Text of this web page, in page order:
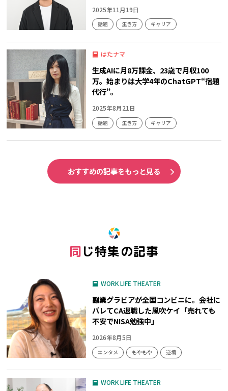
2025年11月19日
話題 生き方 キャリア
はたナマ
生成AIに月8万課金、23歳で月収100
万。始まりは大学4年のChatGPT“宿題
代行”。
2025年8月21日
話題 生き方 キャリア
おすすめの記事をもっと見る
同じ特集の記事
WORK LIFE THEATER
副業グラビアが全国コンビニに。会社に
バレてCA退職した風吹ケイ「売れても
不安でNISA勉強中」
2026年8月5日
エンタメ もやもや 逆境
WORK LIFE THEATER